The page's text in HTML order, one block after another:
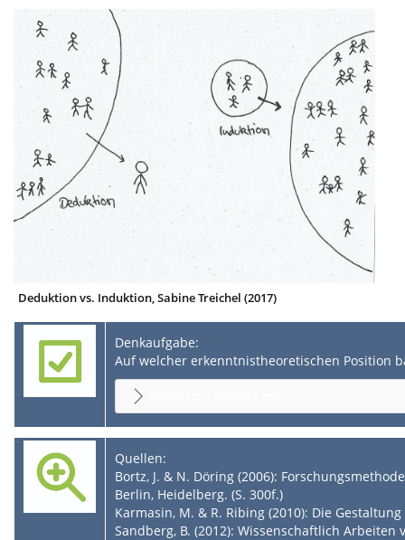
Deduktion vs. Induktion, Sabine Treichel (2017)
Denkaufgabe:
Auf welcher erkenntnistheoretischen Position
Quellen:
Bortz, J. & N. Döring (2006):
Berlin, Heidelberg. (S. 300f.)
Karmasin, M. & R. Ribing (2010): Die
Sandberg, B. (2012): Wissenschaftlich